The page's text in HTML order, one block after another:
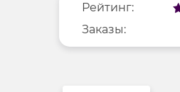
Фактура материала
Длина рукава
Рейтинг:
Заказы: